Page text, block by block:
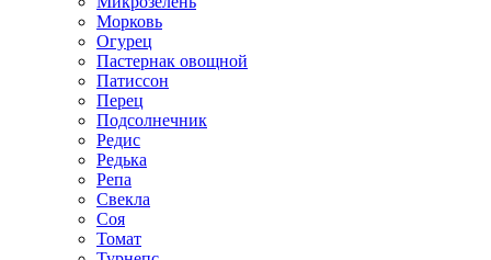
Морковь
Огурец
Пастернак овощной
Патиссон
Перец
Подсолнечник
Редис
Редька
Репа
Свекла
Соя
Томат